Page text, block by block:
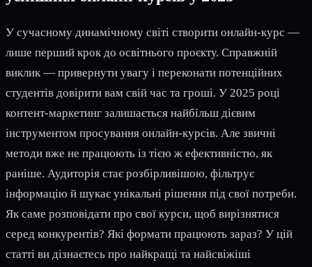
У сучасному динамічному світі створити онлайн-курс —
лише перший крок до освітнього проєкту. Справжній
виклик — привернути увагу і переконати потенційних
студентів довірити вам свій час та гроші. У 2025 році
контент-маркетинг залишається найбільш дієвим
інструментом просування онлайн-курсів. Але звичні
методи вже не працюють із тією ж ефективністю, як
раніше. Аудиторія стає розбірливішою, фільтрує
інформацію й шукає унікальні рішення під свої потреби.
Як саме розповідати про свої курси, щоб вирізнятися
серед конкурентів? Які формати працюють зараз? У цій
статті ви дізнаєтесь про найкращі та найсвіжіші